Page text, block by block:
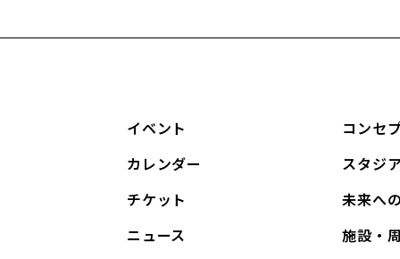
イベント
カレンダー
チケット
ニュース
コンセ
スタジ
未来へ
施設・